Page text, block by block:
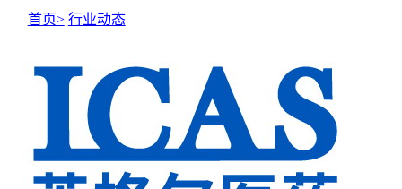
NEWS CENTER
首页> 行业动态